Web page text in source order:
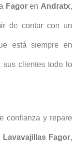
FagorenAndratx,
de contar con un
está siempre en
sus clientes todo lo
confianza y repare
Lavavajillas Fagor,